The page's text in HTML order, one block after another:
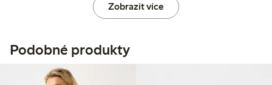
Zobrazit více
Podobné produkty